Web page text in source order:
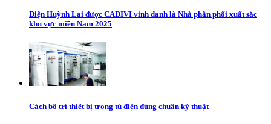
Điện Huỳnh Lai được CADIVI vinh danh là Nhà phân phối xuất sắc
khu vực miền Nam 2025
Cách bố trí thiết bị trong tủ điện đúng chuẩn kỹ thuật